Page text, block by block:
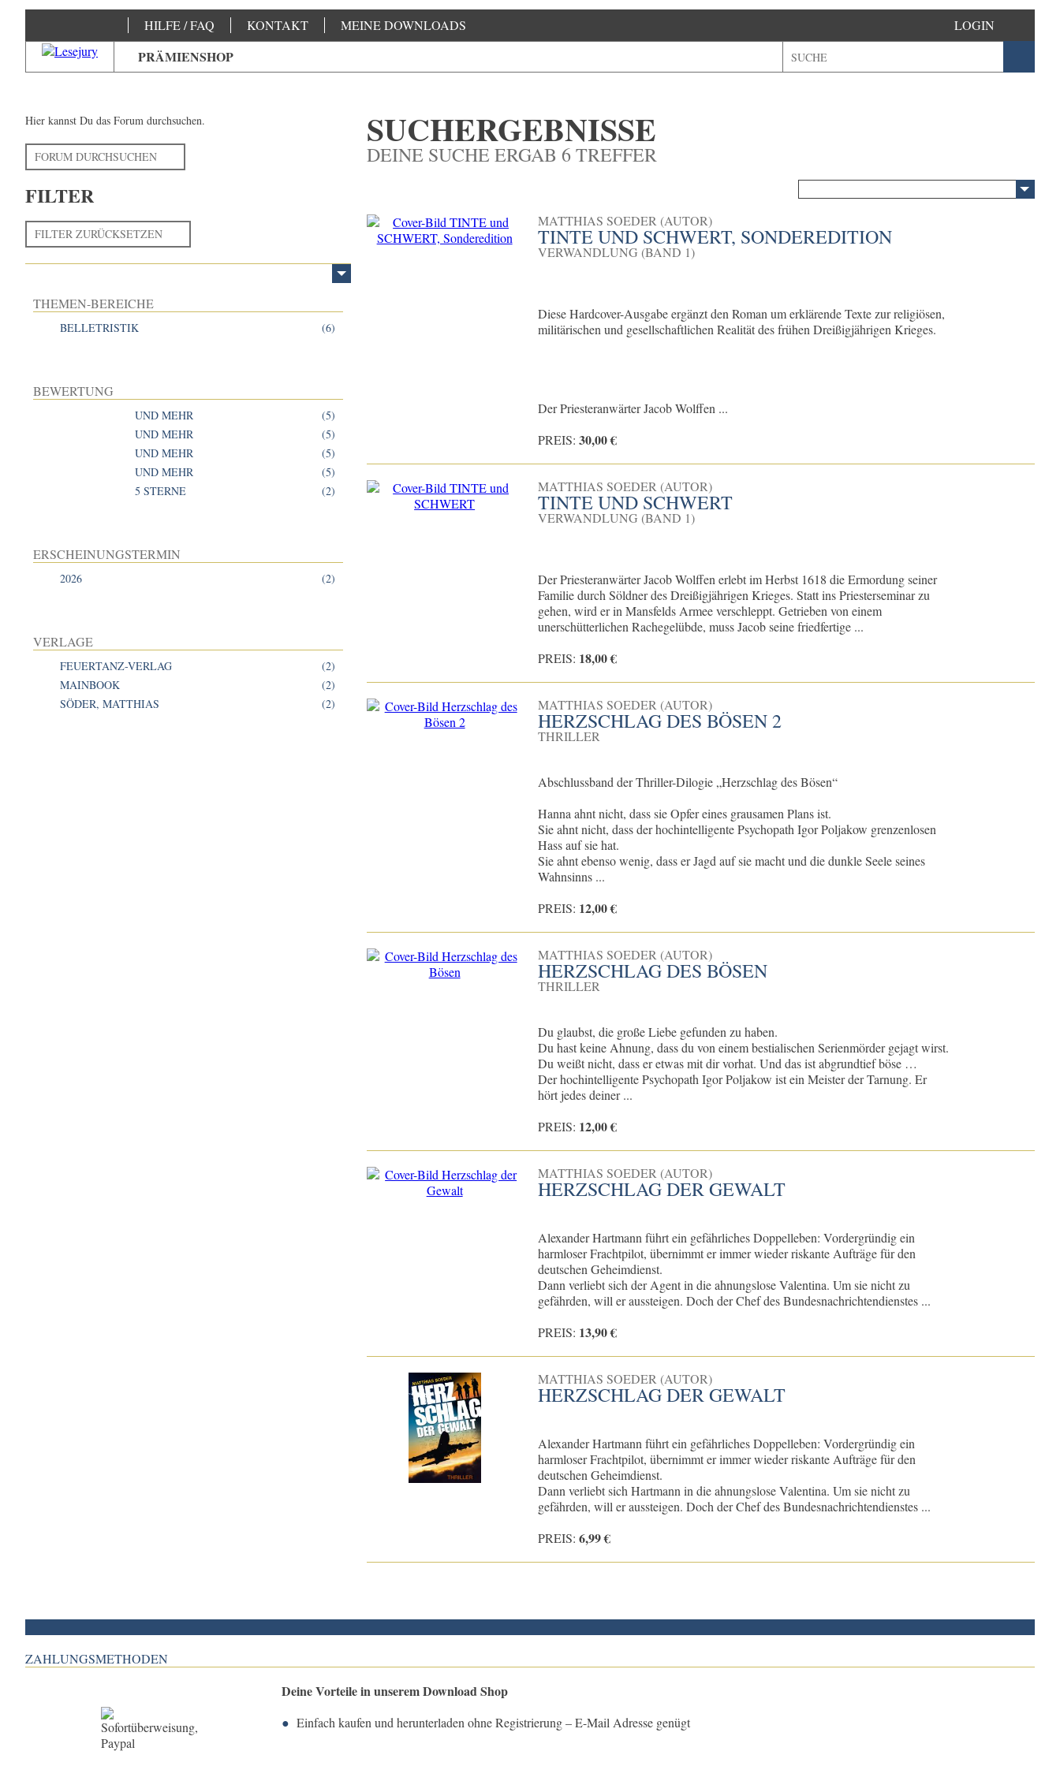
HILFE / FAQ KONTAKT MEINE DOWNLOADS
PRÄMIENSHOP
LOGIN
Hier kannst Du das Forum durchsuchen.
FORUM DURCHSUCHEN
FILTER
FILTER ZURÜCKSETZEN
THEMEN-BEREICHE
BELLETRISTIK (6)
BEWERTUNG
UND MEHR
(5)
UND MEHR
(5)
UND MEHR
(5)
UND MEHR
(5)
5 STERNE
(2)
ERSCHEINUNGSTERMIN
2026 (2)
VERLAGE
FEUERTANZ-VERLAG
(2)
MAINBOOK
(2)
SÖDER, MATTHIAS
(2)
SUCHERGEBNISSE
DEINE SUCHE ERGAB 6 TREFFER
MATTHIAS SOEDER (AUTOR)
TINTE UND SCHWERT, SONDEREDITION
VERWANDLUNG (BAND 1)
Diese Hardcover-Ausgabe ergänzt den Roman um erklärende Texte zur religiösen,
militärischen und gesellschaftlichen Realität des frühen Dreißigjährigen Krieges.
Der Priesteranwärter Jacob Wolffen ...
PREIS:30,00 €
MATTHIAS SOEDER (AUTOR)
TINTE UND SCHWERT
VERWANDLUNG (BAND 1)
Der Priesteranwärter Jacob Wolffen erlebt im Herbst 1618 die Ermordung seiner
Familie durch Söldner des Dreißigjährigen Krieges. Statt ins Priesterseminar zu
gehen, wird er in Mansfelds Armee verschleppt. Getrieben von einem
unerschütterlichen Rachegelübde, muss Jacob seine friedfertige ...
PREIS: 18,00 €
MATTHIAS SOEDER (AUTOR)
HERZSCHLAG DES BÖSEN 2
THRILLER
Abschlussband der Thriller-Dilogie „Herzschlag des Bösen“
Hanna ahnt nicht, dass sie Opfer eines grausamen Plans ist.
Sie ahnt nicht, dass der hochintelligente Psychopath Igor Poljakow grenzenlosen
Hass auf sie hat.
Sie ahnt ebenso wenig, dass er Jagd auf sie macht und die dunkle Seele seines
Wahnsinns ...
PREIS: 12,00 €
MATTHIAS SOEDER (AUTOR)
HERZSCHLAG DES BÖSEN
THRILLER
Du glaubst, die große Liebe gefunden zu haben.
Du hast keine Ahnung, dass du von einem bestialischen Serienmörder gejagt wirst.
Du weißt nicht, dass er etwas mit dir vorhat. Und das ist abgrundtief böse …
Der hochintelligente Psychopath Igor Poljakow ist ein Meister der Tarnung. Er
hört jedes deiner ...
PREIS: 12,00 €
MATTHIAS SOEDER (AUTOR)
HERZSCHLAG DER GEWALT
Alexander Hartmann führt ein gefährliches Doppelleben: Vordergründig ein
harmloser Frachtpilot, übernimmt er immer wieder riskante Aufträge für den
deutschen Geheimdienst.
Dann verliebt sich der Agent in die ahnungslose Valentina. Um sie nicht zu
gefährden, will er aussteigen. Doch der Chef des Bundesnachrichtendienstes ...
PREIS: 13,90 €
MATTHIAS SOEDER (AUTOR)
HERZSCHLAG DER GEWALT
Alexander Hartmann führt ein gefährliches Doppelleben: Vordergründig ein
harmloser Frachtpilot, übernimmt er immer wieder riskante Aufträge für den
deutschen Geheimdienst.
Dann verliebt sich Hartmann in die ahnungslose Valentina. Um sie nicht zu
gefährden, will er aussteigen. Doch der Chef des Bundesnachrichtendienstes ...
PREIS:6,99 €
ZAHLUNGSMETHODEN
Deine Vorteile in unserem Download Shop
Einfach kaufen und herunterladen ohne Registrierung – E-Mail Adresse genügt